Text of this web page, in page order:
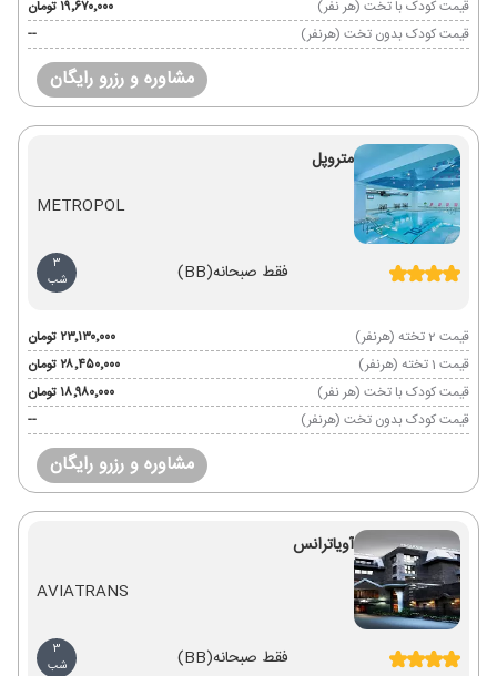
قیمت کودک با تخت (هر نفر)
۱۹٬۶۷۰٬۰۰۰ تومان
قیمت کودک بدون تخت (هرنفر)
--
مشاوره و رزرو رایگان
متروپل
METROPOL
فقط صبحانه(BB)
3
شب
قیمت 2 تخته (هرنفر)
۲۳٬۱۳۰٬۰۰۰ تومان
قیمت 1 تخته (هرنفر)
۲۸٬۴۵۰٬۰۰۰ تومان
قیمت کودک با تخت (هر نفر)
۱۸٬۹۸۰٬۰۰۰ تومان
قیمت کودک بدون تخت (هرنفر)
--
مشاوره و رزرو رایگان
آویاترانس
AVIATRANS
فقط صبحانه(BB)
3
شب